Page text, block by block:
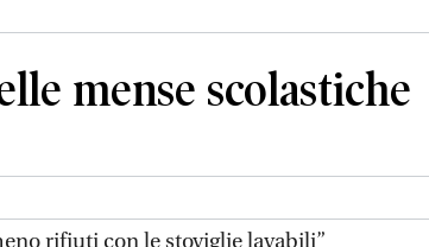
mense scolastiche
rifiuti con le stoviglie lavabili”